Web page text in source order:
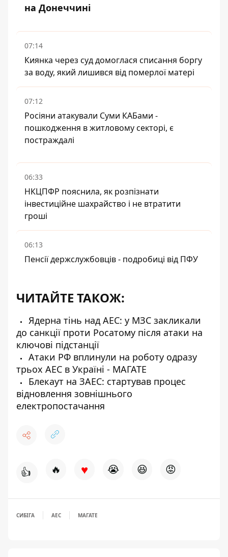
на Донеччині
07:14
Киянка через суд домоглася списання боргу
за воду, який лишився від померлої матері
07:12
Росіяни атакували Суми КАБами -
пошкодження в житловому секторі, є
постраждалі
06:33
НКЦПФР пояснила, як розпізнати
інвестиційне шахрайство і не втратити
гроші
06:13
Пенсії держслужбовців - подробиці від ПФУ
ЧИТАЙТЕ ТАКОЖ:
Ядерна тінь над АЕС: у МЗС закликали
до санкції проти Росатому після атаки на
ключові підстанції
Атаки РФ вплинули на роботу одразу
трьох АЕС в Україні - МАГАТЕ
Блекаут на ЗАЕС: стартував процес
відновлення зовнішнього
електропостачання
👍 🔥 ♥ 😭 😆 😡
СИБІГА АЕС МАГАТЕ